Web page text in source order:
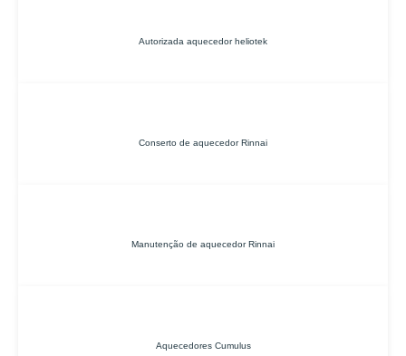
Autorizada aquecedor heliotek
Conserto de aquecedor Rinnai
Manutenção de aquecedor Rinnai
Aquecedores Cumulus